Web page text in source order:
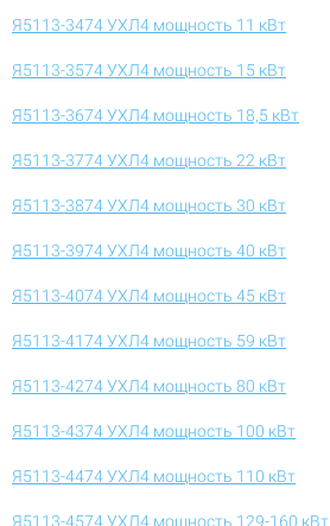
Я5113-3474 УХЛ4 мощность 11 кВт
Я5113-3574 УХЛ4 мощность 15 кВт
Я5113-3674 УХЛ4 мощность 18,5 кВт
Я5113-3774 УХЛ4 мощность 22 кВт
Я5113-3874 УХЛ4 мощность 30 кВт
Я5113-3974 УХЛ4 мощность 40 кВт
Я5113-4074 УХЛ4 мощность 45 кВт
Я5113-4174 УХЛ4 мощность 59 кВт
Я5113-4274 УХЛ4 мощность 80 кВт
Я5113-4374 УХЛ4 мощность 100 кВт
Я5113-4474 УХЛ4 мощность 110 кВт
Я5113-4574 УХЛ4 мощность 129-160 кВт